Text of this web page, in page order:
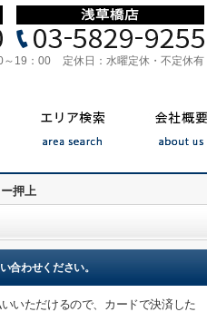
～19：00 定休日： 水曜定休・不定休有
押上
合わせください。
いただけるので、カードで決済した